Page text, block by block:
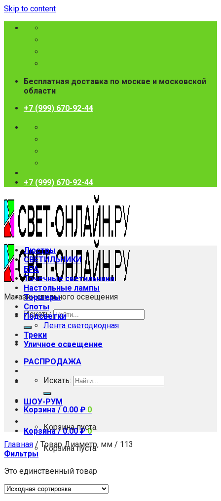
Skip to content
Бесплатная доставка по москве и московской
области
+7 (999) 670-92-44
+7 (999) 670-92-44
Магазин стильного освещения
Искать:
РАСПРОДАЖА
ШОУ-РУМ
Корзина /0.00₽ 0
Корзина пуста.
Люстры
СВЕТИЛЬНИКИ
БРА
Точечные светильники
Настольные лампы
Торшеры
Споты
Подсветки
Лента светодиодная
Треки
Уличное освещение
Искать:
Корзина / 0.00 ₽ 0
Корзина пуста.
Главная / Товар Диаметр, мм / 113
Фильтры
Это единственный товар